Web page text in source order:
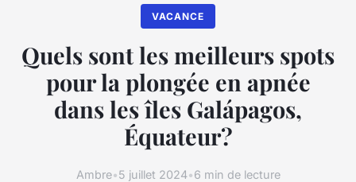
VACANCE
Quels sont les meilleurs spots
pour la plongée en apnée
dans les îles Galápagos,
Équateur?
Ambre•5 juillet 2024•6 min de lecture